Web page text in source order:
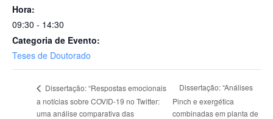
Hora:
09:30 - 14:30
Categoria de Evento:
Teses de Doutorado
Dissertação: “Respostas emocionais
a notícias sobre COVID-19 no Twitter:
uma análise comparativa das
Dissertação: “Análises
Pinch e exergética
combinadas em planta de